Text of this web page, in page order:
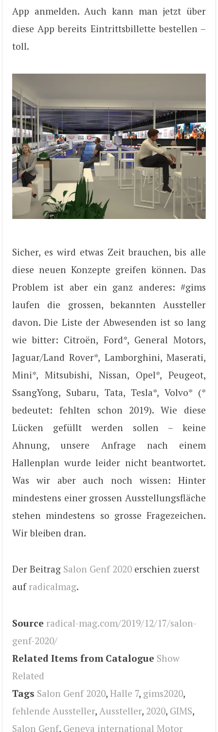
App anmelden. Auch kann man jetzt über
diese App bereits Eintrittsbillette bestellen –
toll.
Sicher, es wird etwas Zeit brauchen, bis alle
diese neuen Konzepte greifen können. Das
Problem ist aber ein ganz anderes: #gims
laufen die grossen, bekannten Aussteller
davon. Die Liste der Abwesenden ist so lang
wie bitter: Citroën, Ford*, General Motors,
Jaguar/Land Rover*, Lamborghini, Maserati,
Mini*, Mitsubishi, Nissan, Opel*, Peugeot,
SsangYong, Subaru, Tata, Tesla*, Volvo* (*
bedeutet: fehlten schon 2019). Wie diese
Lücken gefüllt werden sollen – keine
Ahnung, unsere Anfrage nach einem
Hallenplan wurde leider nicht beantwortet.
Was wir aber auch noch wissen: Hinter
mindestens einer grossen Ausstellungsfläche
stehen mindestens so grosse Fragezeichen.
Wir bleiben dran.
Der Beitrag Salon Genf 2020 erschien zuerst
auf radicalmag.
Source radical-mag.com/2019/12/17/salon-
genf-2020/
Related Items from Catalogue Show
Related
Tags Salon Genf 2020, Halle 7, gims2020,
fehlende Aussteller, Aussteller, 2020, GIMS,
Salon Genf, Geneva international Motor